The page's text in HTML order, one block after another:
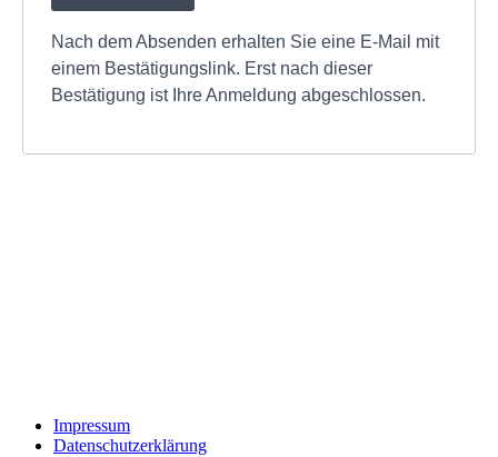
Nach dem Absenden erhalten Sie eine E-Mail mit
einem Bestätigungslink. Erst nach dieser
Bestätigung ist Ihre Anmeldung abgeschlossen.
Impressum
Datenschutzerklärung